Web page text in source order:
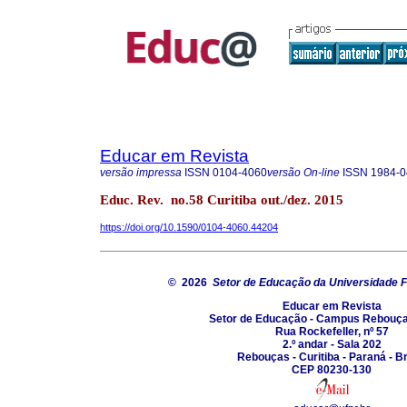
Educar em Revista
versão impressa ISSN 0104-4060versão On-line ISSN 1984-
Educ. Rev. no.58 Curitiba out./dez. 2015
https://doi.org/10.1590/0104-4060.44204
© 2026 Setor de Educação da Universidade
Educar em Revista
Setor de Educação - Campus
Rua Rockefeller, nº 57
2.º andar - Sala 202
Rebouças - Curitiba - Paraná -
CEP 80230-130